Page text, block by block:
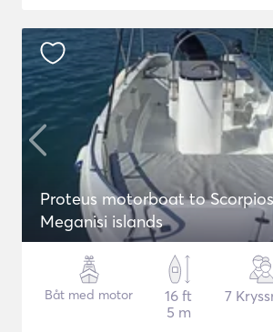
Proteus motorboat to
Meganisi islands
Båt med motor
16 ft
5 m
7